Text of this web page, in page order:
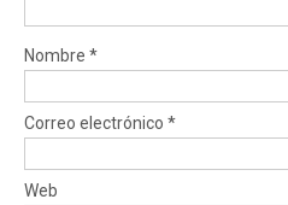
Nombre *
Correo electrónico *
Web